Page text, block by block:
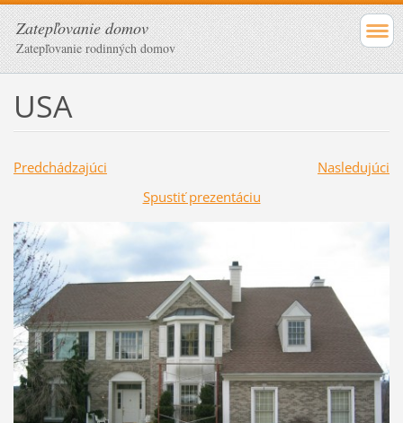
Zatepľovanie domov
Zatepľovanie rodinných domov
USA
Predchádzajúci
Nasledujúci
Spustiť prezentáciu